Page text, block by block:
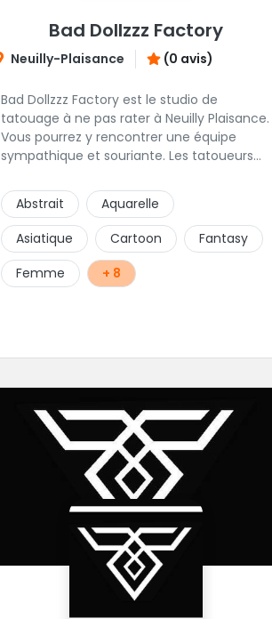
Bad Dollzzz Factory
Neuilly-Plaisance (0 avis)
Bad Dollzzz Factory est le studio de
tatouage à ne pas rater à Neuilly Plaisance.
Vous pourrez y rencontrer une équipe
sympathique et souriante. Les tatoueurs
projets : new school, semi-réaliste, manga-
pop culture et traits fins. Foncez !
Abstrait
Aquarelle
Asiatique
Cartoon
Fantasy
Femme
+ 8